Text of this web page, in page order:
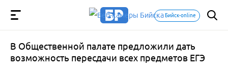
Бийск-online
В Общественной палате предложили дать
возможность пересдачи всех предметов ЕГЭ